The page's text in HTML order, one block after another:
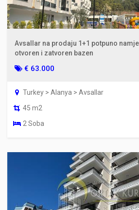
Avsallar na prodaju 1+1 potpuno
otvoren i zatvoren bazen
€ 63.000
Turkey > Alanya > Avsallar
45 m2
2 Soba